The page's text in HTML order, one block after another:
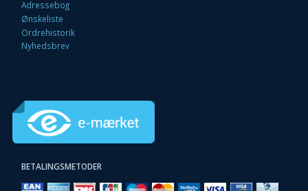
Adressebog
Ønskeliste
Ordrehistorik
Nyhedsbrev
BETALINGSMETODER